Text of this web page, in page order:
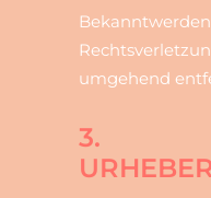
umgehend
3.